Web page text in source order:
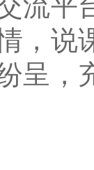
，说
呈，